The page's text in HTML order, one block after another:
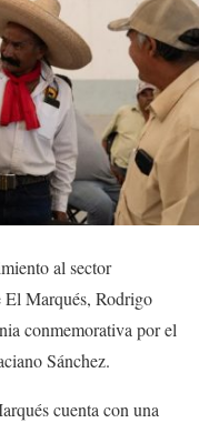
al sector
El Marqués, Rodrigo
conmemorativa por el
Sánchez.
cuenta con una